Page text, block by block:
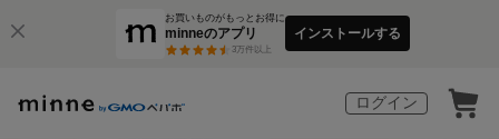
お買いものがもっとお得に
minneのアプリ
3万件以上
インストールする
ログイン